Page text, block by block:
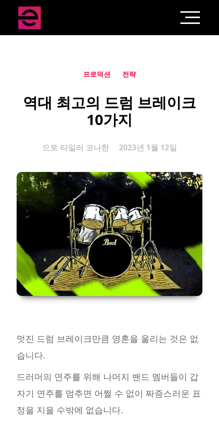
프로덕션 전략
역대 최고의 드럼 브레이크
10가지
으로 타일러 코나한 2023년 1월 12일
멋진 드럼 브레이크만큼 영혼을 울리는 것은 없
습니다.
드러머의 연주를 위해 나머지 밴드 멤버들이 갑
자기 연주를 멈추면 어쩔 수 없이 짜증스러운 표
정을 지을 수밖에 없습니다.